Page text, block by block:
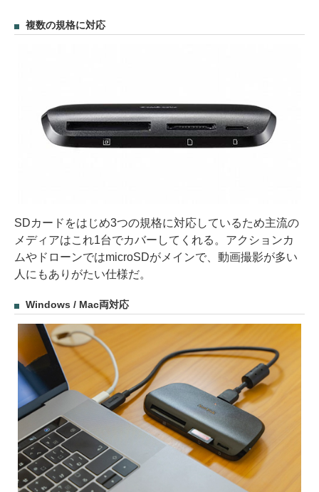
複数の規格に対応
SDカードをはじめ3つの規格に対応しているため主流の
メディアはこれ1台でカバーしてくれる。アクションカ
ムやドローンではmicroSDがメインで、動画撮影が多い
人にもありがたい仕様だ。
Windows / Mac両対応